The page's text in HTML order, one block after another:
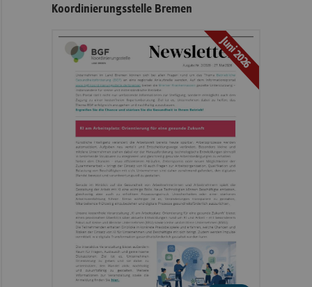
Koordinierungsstelle Bremen
Juni 2026